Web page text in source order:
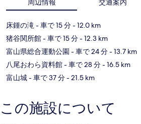
周辺情報 交通案内
床鍾の滝- 車で 15 分- 12.0 km
猪谷関所館- 車で 15 分- 12.3 km
富山県総合運動公園 - 車で 24 分- 13.7 km
八尾おわら資料館- 車で 28 分- 16.5 km
富山城- 車で 37 分- 21.5 km
この施設について